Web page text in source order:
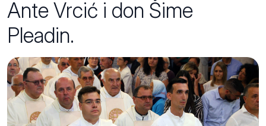
Ante Vrcić i don Šime
Pleadin.